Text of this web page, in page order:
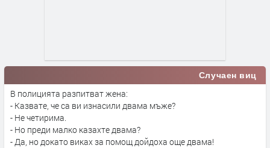
Случаен виц
В полицията разпитват жена:
- Казвате, че са ви изнасили двама мъже?
- Не четирима.
- Но преди малко казахте двама?
- Да, но докато виках за помощ дойдоха още двама!